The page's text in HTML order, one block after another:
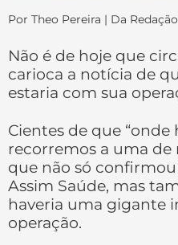
Por Theo Pereira | Da Redação
Não é de hoje que
carioca a notícia de
estaria com sua
Cientes de que “onde
recorremos a uma de
que não só
Assim Saúde, mas
haveria uma gigante
operação.